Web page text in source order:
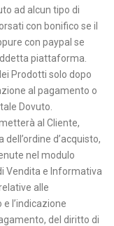
ad alcun tipo di
con bonifico se il
con paypal se
piattaforma.
Prodotti solo dopo
al pagamento o
Dovuto.
al Cliente,
d’acquisto,
nel modulo
Vendita e Informativa
alle
l’indicazione
del diritto di